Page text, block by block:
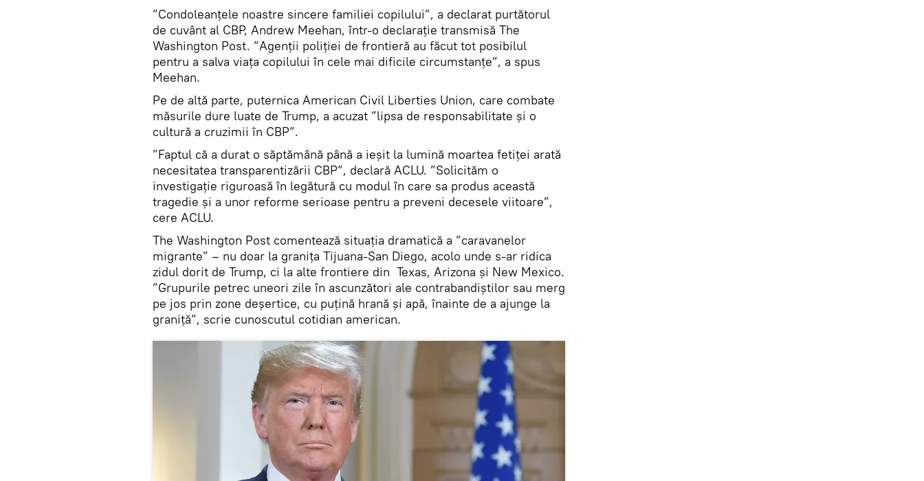
”Condoleanțele noastre sincere familiei copilului”, a declarat purtătorul
de cuvânt al CBP, Andrew Meehan, într-o declarație transmisă The
Washington Post. ”Agenții poliției de frontieră au făcut tot posibilul
pentru a salva viața copilului în cele mai dificile circumstanțe”, a spus
Meehan.
Pe de altă parte, puternica American Civil Liberties Union, care combate
măsurile dure luate de Trump, a acuzat ”lipsa de responsabilitate și o
cultură a cruzimii în CBP”.
”Faptul că a durat o săptămână până a ieșit la lumină moartea fetiței arată
necesitatea transparentizării CBP”, declară ACLU. ”Solicităm o
investigație riguroasă în legătură cu modul în care sa produs această
tragedie și a unor reforme serioase pentru a preveni decesele viitoare”,
cere ACLU.
The Washington Post comentează situația dramatică a ”caravanelor
migrante” – nu doar la granița Tijuana-San Diego, acolo unde s-ar ridica
zidul dorit de Trump, ci la alte frontiere din Texas, Arizona și New Mexico.
”Grupurile petrec uneori zile în ascunzători ale contrabandiștilor sau merg
pe jos prin zone deșertice, cu puțină hrană și apă, înainte de a ajunge la
graniță”, scrie cunoscutul cotidian american.